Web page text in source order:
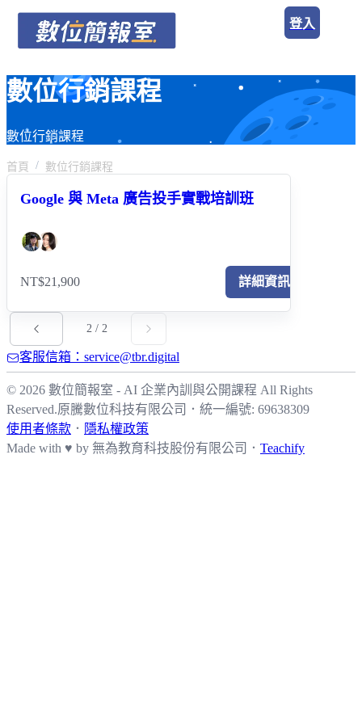
登入
數位行銷課程
數位行銷課程
首頁 數位行銷課程
Google 與 Meta 廣告投手實戰培訓班
NT$21,900 詳細資訊
2 / 2
客服信箱：service@tbr.digital
© 2026 數位簡報室 - AI 企業內訓與公開課程 All Rights
Reserved.原騰數位科技有限公司 ． 統一編號: 69638309
使用者條款 ． 隱私權政策
Made with ♥ by 無為教育科技股份有限公司． Teachify